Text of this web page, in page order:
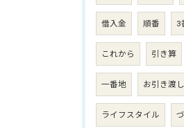
借入金 順番 3
これから 引き算
一番地 お引き渡し
ライフスタイル